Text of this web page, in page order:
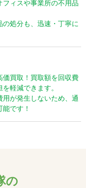
ィスや事業所の不用品
処分も、迅速・丁寧に
買取！買取額を回収費
軽減できます。
が発生しないため、通
です！
の